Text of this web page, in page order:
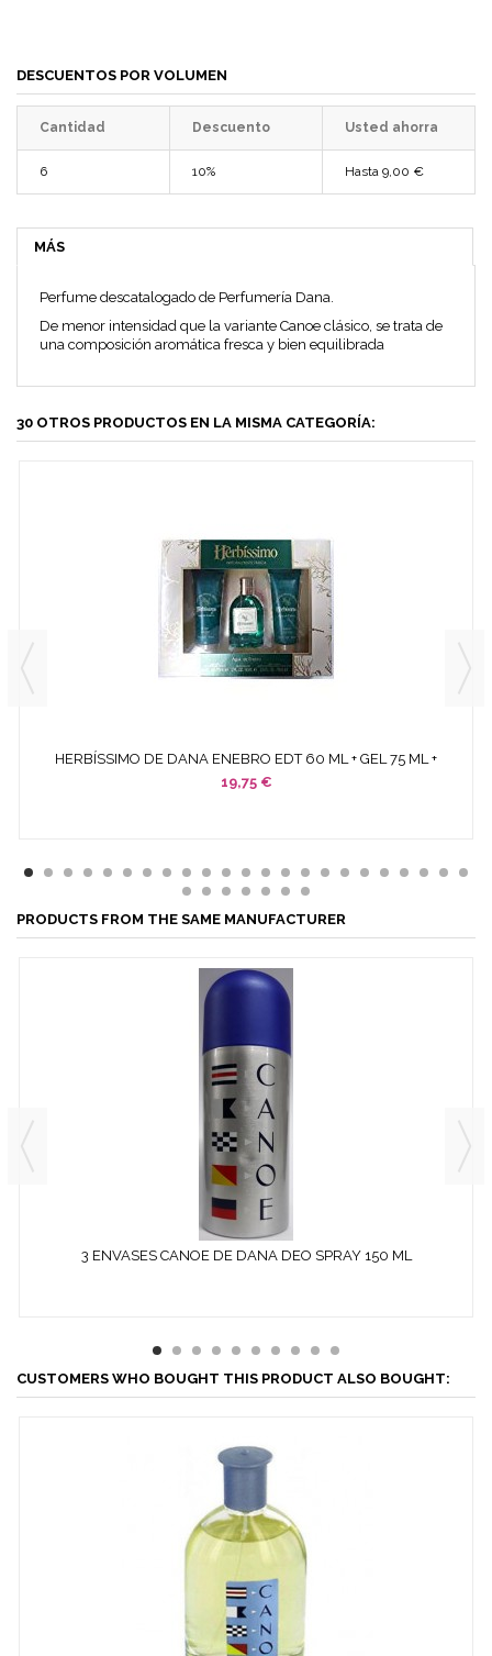
DESCUENTOS POR VOLUMEN
Cantidad Descuento Usted ahorra
6 10% Hasta 9,00 €
MÁS
Perfume descatalogado de Perfumería Dana.
De menor intensidad que la variante Canoe clásico, se trata de
una composición aromática fresca y bien equilibrada
30 OTROS PRODUCTOS EN LA MISMA CATEGORÍA:
HERBÍSSIMO DE DANA ENEBRO EDT 60 ML + GEL 75 ML +
BODY...
19,75 €
PRODUCTS FROM THE SAME MANUFACTURER
3 ENVASES CANOE DE DANA DEO SPRAY 150 ML
CUSTOMERS WHO BOUGHT THIS PRODUCT ALSO BOUGHT: